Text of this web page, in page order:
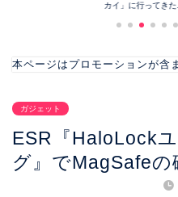
カイ」に行ってきた
本ページはプロモーションが含
ガジェット
ESR『HaloLock
グ』でMagSafeの